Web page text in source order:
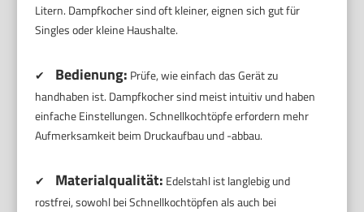
Litern. Dampfkocher sind oft kleiner, eignen sich gut für
Singles oder kleine Haushalte.
✔ Bedienung: Prüfe, wie einfach das Gerät zu
handhaben ist. Dampfkocher sind meist intuitiv und haben
einfache Einstellungen. Schnellkochtöpfe erfordern mehr
Aufmerksamkeit beim Druckaufbau und -abbau.
✔ Materialqualität: Edelstahl ist langlebig und
rostfrei, sowohl bei Schnellkochtöpfen als auch bei